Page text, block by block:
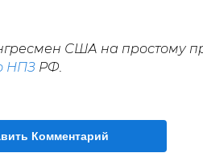
США на простому
НПЗРФ.
Комментарий